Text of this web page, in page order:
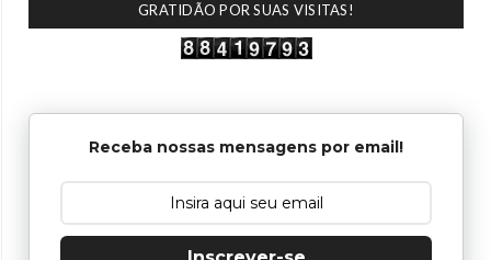
GRATIDÃO POR SUAS VISITAS!
Receba nossas mensagens por email!